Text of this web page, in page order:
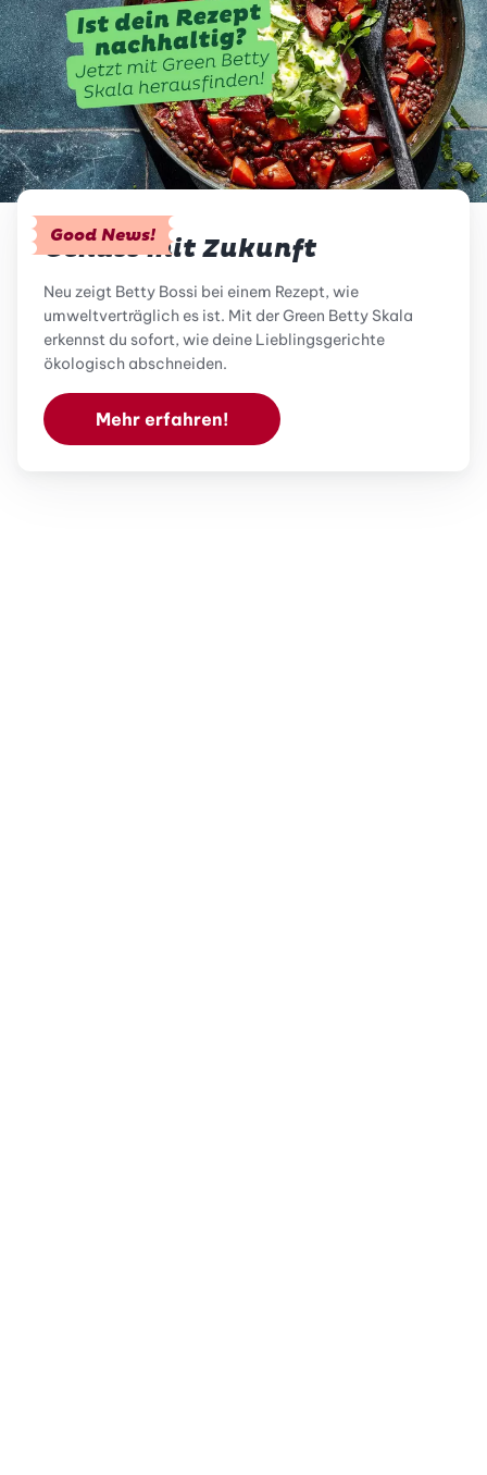
Good News!
Genuss mit Zukunft
Neu zeigt Betty Bossi bei einem Rezept, wie
umweltverträglich es ist. Mit der Green Betty Skala
erkennst du sofort, wie deine Lieblingsgerichte
ökologisch abschneiden.
Mehr erfahren!